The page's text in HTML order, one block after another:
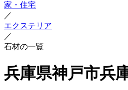
家・住宅
／
エクステリア
／
石材の一覧
兵庫県神戸市兵